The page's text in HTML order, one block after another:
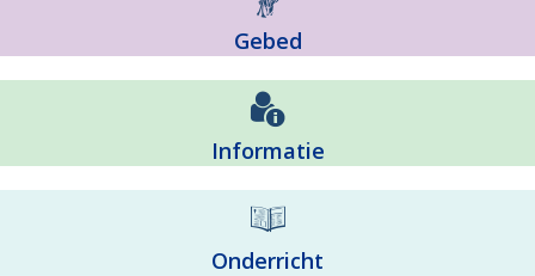
Gebed
Informatie
Onderricht